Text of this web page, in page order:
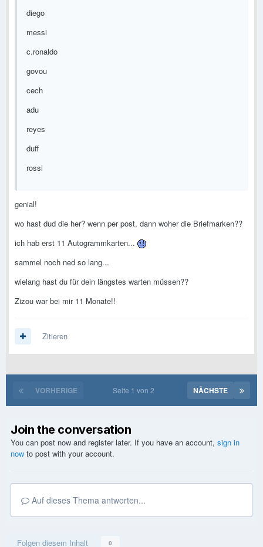
diego
messi
c.ronaldo
govou
cech
adu
reyes
duff
rossi
genial!
wo hast dud die her? wenn per post, dann woher die Briefmarken??
ich hab erst 11 Autogrammkarten...
sammel noch ned so lang...
wielang hast du für dein längstes warten müssen??
Zizou war bei mir 11 Monate!!
Zitieren
VORHERIGE NÄCHSTE
Seite 1 von 2
Join the conversation
You can post now and register later. If you have an account, sign in
now to post with your account.
Auf dieses Thema antworten...
Folgen diesem Inhalt 0